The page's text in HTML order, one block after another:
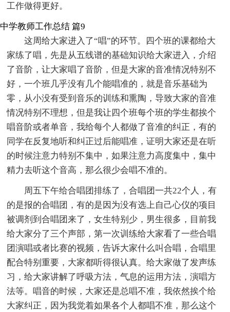
工作做得更好。
中学教师工作总结 篇9
这周给大家进入了“唱”的环节。四个班的课都给大
家练了唱，先是从五线谱的基础知识给大家进入，介绍
了音阶，让大家唱了音阶，但是大家的音准情况特别不
好，一个班几乎没有几个能唱准的，就是音乐基础为
零，从小没有受到音乐的训练和熏陶，导致大家的音准
情况特别不理想，但是我让四个班每个班的学生都挨个
唱音阶或者单音，我给每个人都做了音准的纠正，有的
同学在反复地听和纠正过后能唱准，证明大家还是在听
的时候注意力特别不集中，如果注意力高度集中，集中
精力去听这个音高，那么很少会唱不准的。
周五下午给合唱团排练了，合唱团一共22个人，有
的是报的合唱团，有的是因为没有选上自己心仪的项目
被调剂到合唱团来了，女生特别少，男生很多，目前我
给大家分了三个声部，第一次训练给大家看了一些合唱
团演唱或者比赛的视频，告诉大家什么叫合唱，合唱里
配合特别重要，大家都听得很认真。给大家做了发声练
习，给大家讲解了呼吸方法，气息的运用方法，演唱方
法等。唱音的时候，大家还是总唱不准，我依然挨个给
大家纠正，因为我觉着如果各个人都唱不准，那么这个